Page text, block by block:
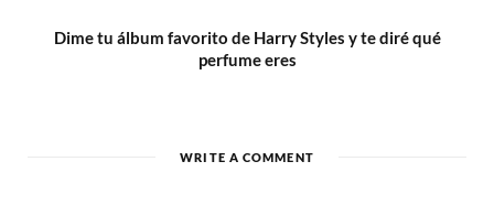
Dime tu álbum favorito de Harry Styles y te diré qué
perfume eres
WRITE A COMMENT